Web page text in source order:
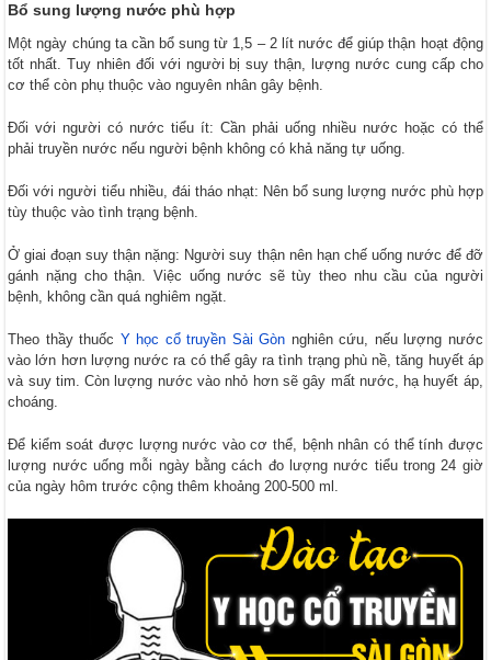
Bổ sung lượng nước phù hợp
Một ngày chúng ta cần bổ sung từ 1,5 – 2 lít nước để giúp thận hoạt động
tốt nhất. Tuy nhiên đối với người bị suy thận, lượng nước cung cấp cho
cơ thể còn phụ thuộc vào nguyên nhân gây bệnh.
Đối với người có nước tiểu ít: Cần phải uống nhiều nước hoặc có thể
phải truyền nước nếu người bệnh không có khả năng tự uống.
Đối với người tiểu nhiều, đái tháo nhạt: Nên bổ sung lượng nước phù hợp
tùy thuộc vào tình trạng bệnh.
Ở giai đoạn suy thận nặng: Người suy thận nên hạn chế uống nước để đỡ
gánh nặng cho thận. Việc uống nước sẽ tùy theo nhu cầu của người
bệnh, không cần quá nghiêm ngặt.
Theo thầy thuốc Y học cổ truyền Sài Gòn nghiên cứu, nếu lượng nước
vào lớn hơn lượng nước ra có thể gây ra tình trạng phù nề, tăng huyết áp
và suy tim. Còn lượng nước vào nhỏ hơn sẽ gây mất nước, hạ huyết áp,
choáng.
Để kiểm soát được lượng nước vào cơ thể, bệnh nhân có thể tính được
lượng nước uống mỗi ngày bằng cách đo lượng nước tiểu trong 24 giờ
của ngày hôm trước cộng thêm khoảng 200-500 ml.